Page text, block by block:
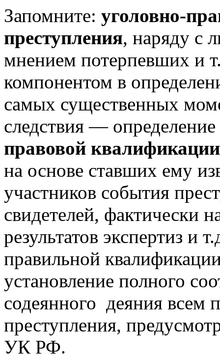
Запомните: уголовно-
преступления, наряду с
мнением потерпевших и
компонентом в
самых существенных
следствия —
правовой
на основе ставших ему
участников события
свидетелей, фактически
результатов экспертиз
правильной
установление полного
содеянного деяния всем
преступления,
УК РФ.